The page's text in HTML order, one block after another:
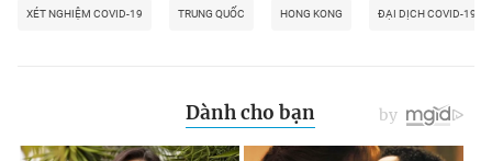
XÉT NGHIỆM COVID-19 TRUNG QUỐC HONG KONG ĐẠI DỊCH COVID-19